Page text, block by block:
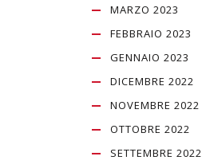
MARZO 2023
FEBBRAIO 2023
GENNAIO 2023
DICEMBRE 2022
NOVEMBRE 2022
OTTOBRE 2022
SETTEMBRE 2022